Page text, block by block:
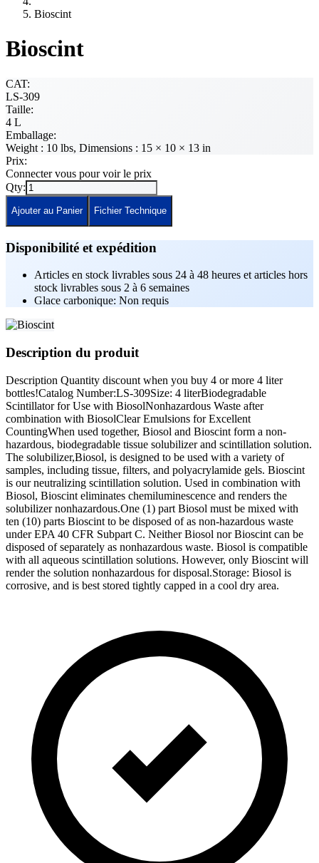
Bioscint
Bioscint
CAT:
LS-309
Taille:
4 L
Emballage:
Weight : 10 lbs, Dimensions : 15 × 10 × 13 in
Prix:
Connecter vous pour voir le prix
Qty:
Ajouter au Panier Fichier Technique
Disponibilité et expédition
Articles en stock livrables sous 24 à 48 heures et articles hors
stock livrables sous 2 à 6 semaines
Glace carbonique: Non requis
Description du produit
Description Quantity discount when you buy 4 or more 4 liter
bottles!Catalog Number:LS-309Size: 4 literBiodegradable
Scintillator for Use with BiosolNonhazardous Waste after
combination with BiosolClear Emulsions for Excellent
CountingWhen used together, Biosol and Bioscint form a non-
hazardous, biodegradable tissue solubilizer and scintillation solution.
The solubilizer,Biosol, is designed to be used with a variety of
samples, including tissue, filters, and polyacrylamide gels. Bioscint
is our neutralizing scintillation solution. Used in combination with
Biosol, Bioscint eliminates chemiluminescence and renders the
solubilizer nonhazardous.One (1) part Biosol must be mixed with
ten (10) parts Bioscint to be disposed of as non-hazardous waste
under EPA 40 CFR Subpart C. Neither Biosol nor Bioscint can be
disposed of separately as nonhazardous waste. Biosol is compatible
with all aqueous scintillation solutions. However, only Bioscint will
render the solution nonhazardous for disposal.Storage: Biosol is
corrosive, and is best stored tightly capped in a cool dry area.